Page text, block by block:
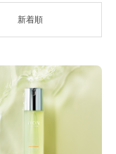
新着順